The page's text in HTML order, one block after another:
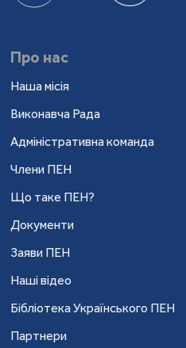
Про нас
Наша місія
Виконавча Рада
Адміністративна команда
Члени ПЕН
Що таке ПЕН?
Документи
Заяви ПЕН
Наші відео
Бібліотека Українського ПЕН
Партнери